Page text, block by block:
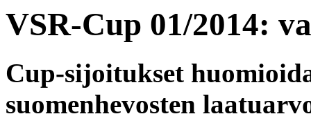
VSR-Cup 01/2014:
Cup-sijoitukset
suomenhevosten